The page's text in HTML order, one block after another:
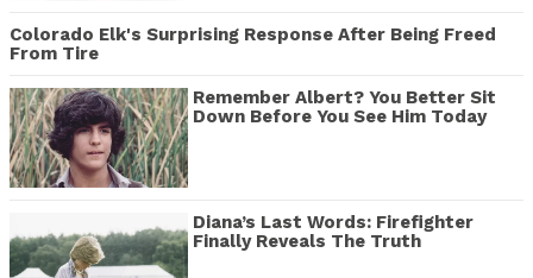
Colorado Elk's Surprising Response After Being Freed
From Tire
Remember Albert? You Better Sit
Down Before You See Him Today
Diana’s Last Words: Firefighter
Finally Reveals The Truth